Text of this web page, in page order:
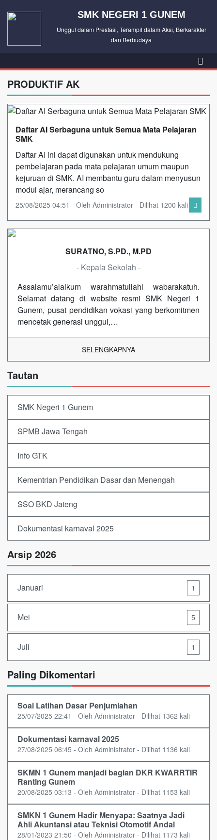
SMK NEGERI 1 GUNEM
Unggul dalam Prestasi, Terampil dalam Aksi, Berkarakter
dan Berbudaya
PRODUKTIF AK
Daftar AI Serbaguna untuk Semua Mata Pelajaran
SMK
Daftar AI ini dapat digunakan untuk mendukung
pembelajaran pada mata pelajaran umum maupun
kejuruan di SMK. AI membantu guru dalam menyusun
modul ajar, merancang so
25/08/2025 04:51 - Oleh Administrator - Dilihat 1200 kali
SURATNO, S.PD., M.PD
- Kepala Sekolah -
Assalamu’alaikum warahmatullahi wabarakatuh.
Selamat datang di website resmi SMK Negeri 1
Gunem, pusat pendidikan vokasi yang berkomitmen
mencetak generasi unggul,…
SELENGKAPNYA
Tautan
SMK Negeri 1 Gunem
SPMB Jawa Tengah
Info GTK
Kementrian Pendidikan Dasar dan Menengah
SSO BKD Jateng
Dokumentasi karnaval 2025
Arsip 2026
Januari 1
Mei 5
Juli 1
Paling Dikomentari
Soal Latihan Dasar Penjumlahan
25/07/2025 22:41 - Oleh Administrator - Dilihat 1362 kali
Dokumentasi karnaval 2025
27/08/2025 06:45 - Oleh Administrator - Dilihat 1136 kali
SKMN 1 Gunem manjadi bagian DKR KWARRTIR
Ranting Gunem
20/08/2025 03:13 - Oleh Administrator - Dilihat 1153 kali
SMKN 1 Gunem Hadir Menyapa: Saatnya Jadi
Ahli Akuntansi atau Teknisi Otomotif Andal
28/01/2023 21:50 - Oleh Administrator - Dilihat 1173 kali